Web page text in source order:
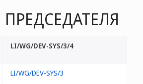
LI/WG/DEV-SYS/3/4
LI/WG/DEV-SYS/3